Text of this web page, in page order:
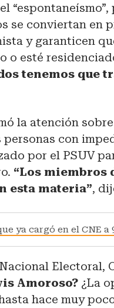
se conviertan en
y garanticen
o esté
tenemos que
la atención
con
por el PSUV
“Los miembros
esta materia”,
ya cargó en el CNE a
Electoral,
Amoroso? ¿La
hace muy